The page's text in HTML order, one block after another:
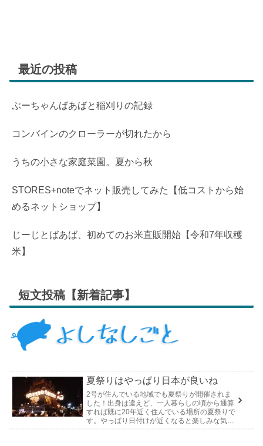
最近の投稿
ぶーちゃんばあばと稲刈りの記録
コンバインのクローラーが切れたから
うちの小さな家庭菜園。夏から秋
STORES+noteでネット販売してみた【低コストから始
めるネットショップ】
じーじとばあば、初めてのお米直販開始【令和7年収穫
米】
短文投稿【新着記事】
夏祭りはやっぱり日本が良いね
2号が住んでいる地域でも夏祭りが開催されま
した！出身は違えど、一人暮らしの頃から通算
すれば既に20年近く住んでいる場所の夏祭りで
す。やっぱり日付けが近くなると楽しみな気持